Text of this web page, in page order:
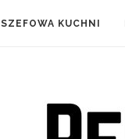
SZEFOWA KUCHNI